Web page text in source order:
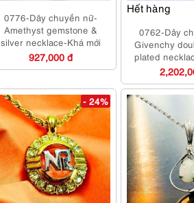
0776-Dây chuyền nữ-
Amethyst gemstone &
silver necklace-Khá mới
927,000 đ
Hết hàng
0762-Dây
Givenchy
plated
- 24%